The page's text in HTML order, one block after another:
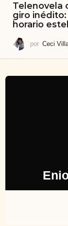
Telenovela
giro
horario
por Ceci